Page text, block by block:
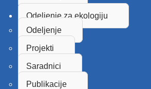
Odeljenje za ekologiju
Odeljenje
Projekti
Saradnici
Publikacije